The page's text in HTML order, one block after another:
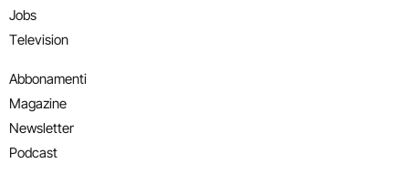
Jobs
Television
Abbonamenti
Magazine
Newsletter
Podcast